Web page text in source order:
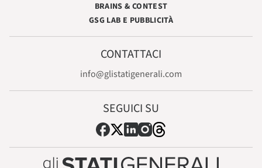
BRAINS & CONTEST
GSG LAB E PUBBLICITÀ
CONTATTACI
info@glistatigenerali.com
SEGUICI SU